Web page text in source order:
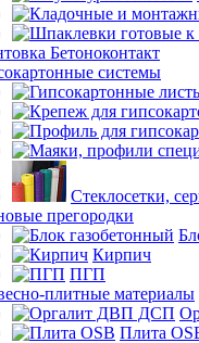
Бетоноконтакт
системы
Стеклосетки,
прегородки
Кирпич
ПГП
плитные материалы
Плита